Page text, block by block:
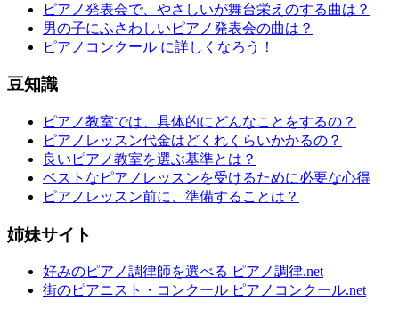
ピアノ発表会で、やさしいが舞台栄えのする曲は？
男の子にふさわしいピアノ発表会の曲は？
ピアノコンクール に詳しくなろう！
豆知識
ピアノ教室では、具体的にどんなことをするの？
ピアノレッスン代金はどくれくらいかかるの？
良いピアノ教室を選ぶ基準とは？
ベストなピアノレッスンを受けるために必要な心得
ピアノレッスン前に、準備することは？
姉妹サイト
好みのピアノ調律師を選べる ピアノ調律.net
街のピアニスト・コンクール ピアノコンクール.net